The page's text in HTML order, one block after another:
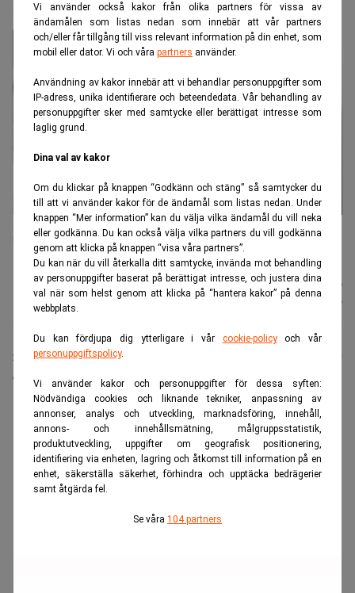
Vi använder också kakor från olika partners för vissa av
ändamålen som listas nedan som innebär att vår partners
och/eller får tillgång till viss relevant information på din enhet, som
mobil eller dator. Vi och våra partners använder.
Användning av kakor innebär att vi behandlar personuppgifter som
IP-adress, unika identifierare och beteendedata. Vår behandling av
personuppgifter sker med samtycke eller berättigat intresse som
laglig grund.
Dina val av kakor
Om du klickar på knappen “Godkänn och stäng” så samtycker du
till att vi använder kakor för de ändamål som listas nedan. Under
knappen “Mer information” kan du välja vilka ändamål du vill neka
eller godkänna. Du kan också välja vilka partners du vill godkänna
genom att klicka på knappen “visa våra partners”.
Du kan när du vill återkalla ditt samtycke, invända mot behandling
av personuppgifter baserat på berättigat intresse, och justera dina
val när som helst genom att klicka på “hantera kakor” på denna
webbplats.
Du kan fördjupa dig ytterligare i vår cookie-policyoch vår
personuppgiftspolicy.
Vi använder kakor och personuppgifter för dessa syften:
Nödvändiga cookies och liknande tekniker, anpassning av
annonser, analys och utveckling, marknadsföring, innehåll,
annons- och innehållsmätning, målgruppsstatistik,
produktutveckling, uppgifter om geografisk positionering,
identifiering via enheten, lagring och åtkomst till information på en
enhet, säkerställa säkerhet, förhindra och upptäcka bedrägerier
samt åtgärda fel.
Se våra 104 partners
Svenskarna slår rekord i fondsparande
Stigande börskurser och ett fortsatt sparande ligger bakom att
svenskarnas samlade fondförmögenhet nu överstiger 10 000
miljarder kronor. Foto: Johan Hallnäs/TT
Nyhetsbyrån
TT
Publicerad:12 juli 2026
Uppdaterad:12 juli 2026
Svenskarnas samlade förmögenhet placerade i fonder
överstiger för första gången 10 000 miljarder kronor.
ANNONS